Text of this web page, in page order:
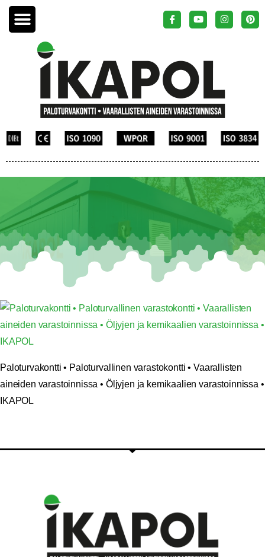
Paloturvakontti • Paloturvallinen varastokontti • Vaarallisten
aineiden varastoinnissa • Öljyjen ja kemikaalien varastoinnissa •
IKAPOL